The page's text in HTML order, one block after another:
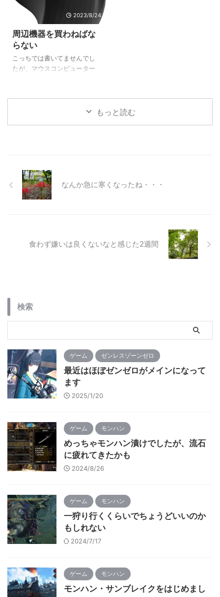
いけど、風が吹くと肌寒い感
じなので、仕事帰りの事も考
えたら長袖がいいんでしょう
ね。 かといって昼間は暑いか
ら長袖だと困るかと思って半
袖に上着にすると、朝の通勤
時に駅まで行くのが暑いとい
節の変わり目でもあるし、ち
ねぇ・・・なんて思う気持ち
もあるんだけど。 まぁその類
の広告がど ...
2023/8/24
周辺機器を買わねばな
らない
こっちでは書いてませんでし
たが、マウスコンピューター
サイトの方で書いておりま
初めてだったのもあって、ス
タンドとか必要そうな感じの
ものはメインサイトの方で書
もっと読む
なんか急に寒くなったね・・・
食わず嫌いは良くないなと感じた2週間
検索
ゲーム ゼンレスゾーンゼロ
最近はほぼゼンゼロがメインになって
ます
2025/1/20
ゲーム モンハン
めっちゃモンハン漬けでしたが、流石
に疲れてきたかも
2024/8/26
ゲーム モンハン
一狩り行くくらいでちょうどいいのか
もしれない
2024/7/17
ゲーム モンハン
モンハン・サンブレイクをはじめまし